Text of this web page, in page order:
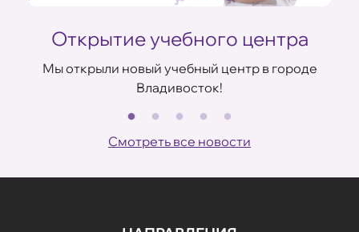
Открытие учебного центра
Мы открыли новый учебный центр в городе
Владивосток!
Смотреть все новости